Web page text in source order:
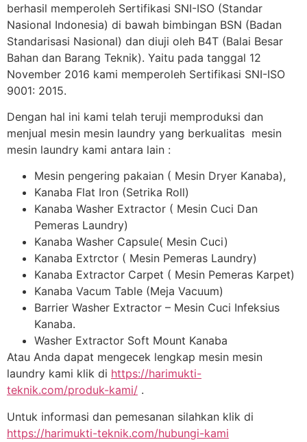
berhasil memperoleh Sertifikasi SNI-ISO (Standar
Nasional Indonesia) di bawah bimbingan BSN (Badan
Standarisasi Nasional) dan diuji oleh B4T (Balai Besar
Bahan dan Barang Teknik). Yaitu pada tanggal 12
November 2016 kami memperoleh Sertifikasi SNI-ISO
9001: 2015.
Dengan hal ini kami telah teruji memproduksi dan
menjual mesin mesin laundry yang berkualitas mesin
mesin laundry kami antara lain :
Mesin pengering pakaian ( Mesin Dryer Kanaba),
Kanaba Flat Iron (Setrika Roll)
Kanaba Washer Extractor ( Mesin Cuci Dan
Pemeras Laundry)
Kanaba Washer Capsule( Mesin Cuci)
Kanaba Extrctor ( Mesin Pemeras Laundry)
Kanaba Extractor Carpet ( Mesin Pemeras Karpet)
Kanaba Vacum Table (Meja Vacuum)
Barrier Washer Extractor – Mesin Cuci Infeksius
Kanaba.
Washer Extractor Soft Mount Kanaba
Atau Anda dapat mengecek lengkap mesin mesin
laundry kami klik di https://harimukti-
teknik.com/produk-kami/ .
Untuk informasi dan pemesanan silahkan klik di
https://harimukti-teknik.com/hubungi-kami